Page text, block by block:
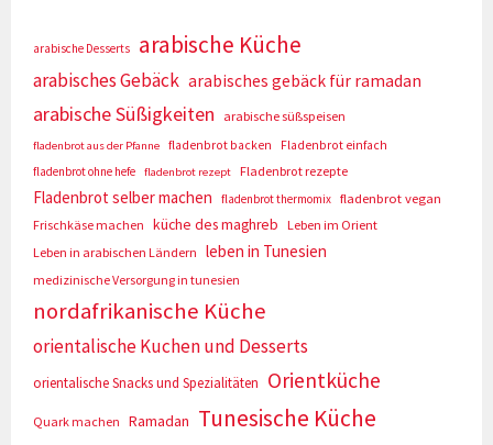
arabische Desserts arabische Küche
arabisches Gebäck arabisches gebäck für ramadan
arabische Süßigkeiten arabische süßspeisen
fladenbrot aus der Pfanne fladenbrot backen
Fladenbrot einfach
fladenbrot ohne hefe
fladenbrot rezept Fladenbrot rezepte
Fladenbrot selber machen fladenbrot thermomix fladenbrot vegan
Frischkäse machen
küche des maghreb
Leben im Orient
Leben in arabischen Ländern
leben in Tunesien
medizinische Versorgung in tunesien
nordafrikanische Küche
orientalische Kuchen und Desserts
orientalische Snacks und Spezialitäten Orientküche
Quark machen Ramadan Tunesische Küche